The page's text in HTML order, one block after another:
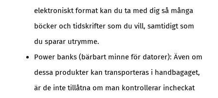
elektroniskt format kan du ta med dig så många
böcker och tidskrifter som du vill, samtidigt som
du sparar utrymme.
Power banks (bärbart minne för datorer): Även om
dessa produkter kan transporteras i handbagaget,
är de inte tillåtna om man kontrollerar incheckat